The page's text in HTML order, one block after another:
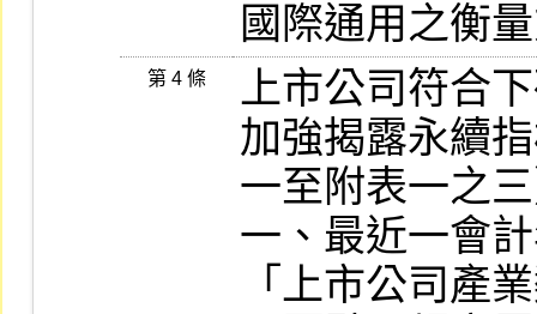
國際通用之衡
第 4 條
上市公司符合
加強揭露永續
一至附表一之
一、最近一會
「上市公司產